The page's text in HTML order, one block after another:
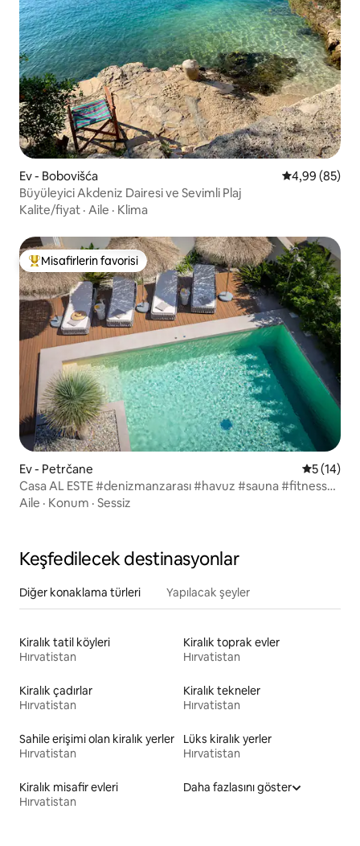
Ev - Bobovišća 5 üzerinden
4,99 (85)
Büyüleyici Akdeniz Dairesi ve Sevimli Plaj
Kalite/fiyat · Aile · Klima
Misafirlerin favorilerinden en beğenilenler arasında
Misafirlerin favorisi
Ev - Petrčane 55 (14)
Casa AL ESTE #denizmanzarası #havuz #sauna #fitness
#yoga
Aile · Konum · Sessiz
Keşfedilecek destinasyonlar
Diğer konaklama türleri Yapılacak şeyler
Kiralık tatil köyleri
Hırvatistan
Kiralık toprak evler
Hırvatistan
Kiralık çadırlar
Hırvatistan
Kiralık tekneler
Hırvatistan
Sahile erişimi olan kiralık yerler
Hırvatistan
Lüks kiralık yerler
Hırvatistan
Kiralık misafir evleri
Hırvatistan
Daha fazlasını göster